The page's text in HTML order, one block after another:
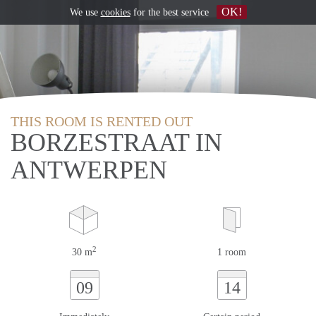
THIS ROOM IS RENTED OUT
BORZESTRAAT IN
ANTWERPEN
30 m2 1 room
09 14
We use cookiesfor the best service OK!